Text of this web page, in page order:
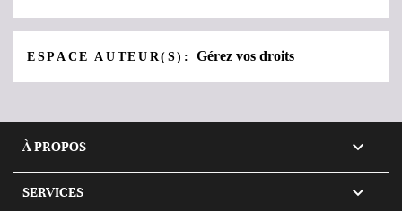
ESPACE AUTEUR(S):Gérez vos droits
À PROPOS 
SERVICES 